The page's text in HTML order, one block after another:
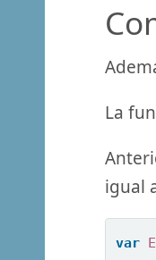
La
igual
var